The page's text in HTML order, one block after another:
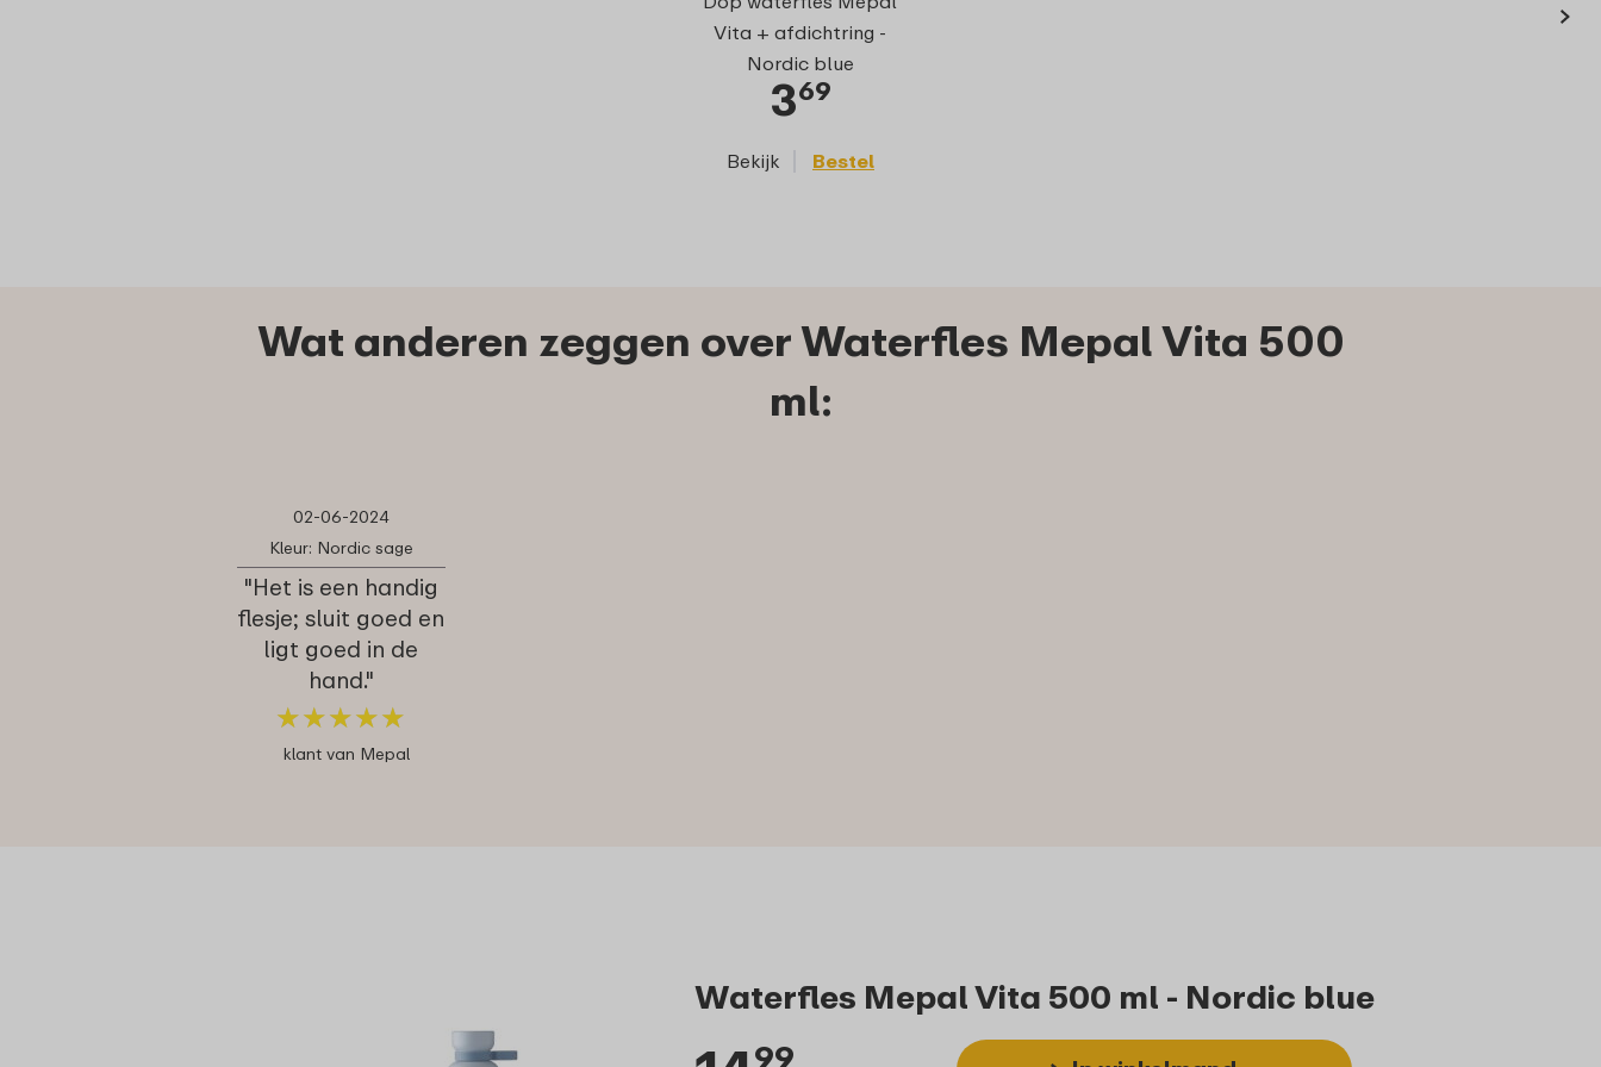
Vita + afdichtring -
Nordic blue
369
Bekijk Bestel
Wat anderen zeggen over Waterfles Mepal Vita 500
ml:
02-06-2024
Kleur: Nordic sage
"Het is een handig
flesje; sluit goed en
ligt goed in de
hand."
★★★★★
★★★★★
klant van Mepal
Waterfles Mepal Vita 500 ml - Nordic blue
99